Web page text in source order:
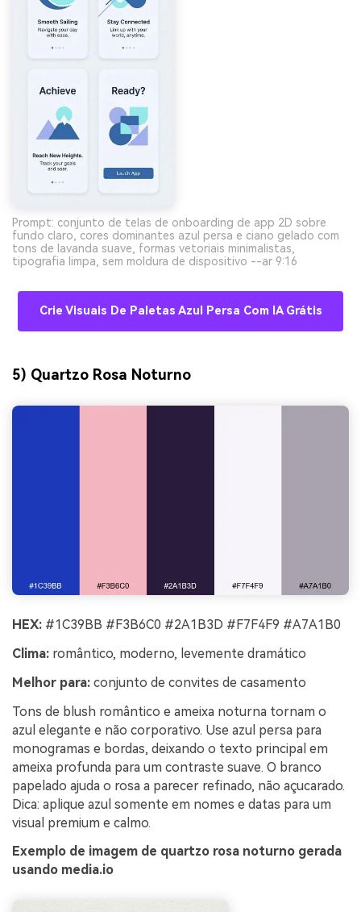
Prompt: conjunto de telas de onboarding de app 2D sobre
fundo claro, cores dominantes azul persa e ciano gelado com
tons de lavanda suave, formas vetoriais minimalistas,
tipografia limpa, sem moldura de dispositivo --ar 9:16
Crie Visuais De Paletas Azul Persa Com IA Grátis
5) Quartzo Rosa Noturno
HEX: #1C39BB #F3B6C0 #2A1B3D #F7F4F9 #A7A1B0
Clima: romântico, moderno, levemente dramático
Melhor para: conjunto de convites de casamento
Tons de blush romântico e ameixa noturna tornam o
azul elegante e não corporativo. Use azul persa para
monogramas e bordas, deixando o texto principal em
ameixa profunda para um contraste suave. O branco
papelado ajuda o rosa a parecer refinado, não açucarado.
Dica: aplique azul somente em nomes e datas para um
visual premium e calmo.
Exemplo de imagem de quartzo rosa noturno gerada
usando media.io
100% grátis!
Comece Grátis →